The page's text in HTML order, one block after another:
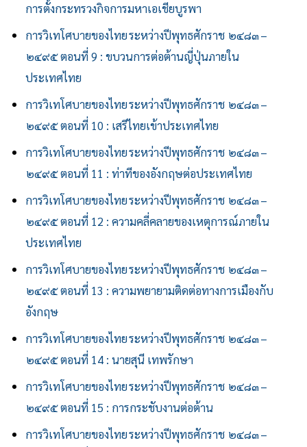
การตั้งกระทรวงกิจการมหาเอเชียบูรพา
การวิเทโศบายของไทย ระหว่างปีพุทธศักราช ๒๔๘๓ –
๒๔๙๕ ตอนที่ 9 : ขบวนการต่อต้านญี่ปุ่นภายใน
ประเทศไทย
การวิเทโศบายของไทย ระหว่างปีพุทธศักราช ๒๔๘๓ –
๒๔๙๕ ตอนที่ 10 : เสรีไทยเข้าประเทศไทย
การวิเทโศบายของไทย ระหว่างปีพุทธศักราช ๒๔๘๓ –
๒๔๙๕ ตอนที่ 11 : ท่าทีของอังกฤษต่อประเทศไทย
การวิเทโศบายของไทย ระหว่างปีพุทธศักราช ๒๔๘๓ –
๒๔๙๕ ตอนที่ 12 : ความคลี่คลายของเหตุการณ์ภายใน
ประเทศไทย
การวิเทโศบายของไทย ระหว่างปีพุทธศักราช ๒๔๘๓ –
๒๔๙๕ ตอนที่ 13 : ความพยายามติดต่อทางการเมืองกับ
อังกฤษ
การวิเทโศบายของไทย ระหว่างปีพุทธศักราช ๒๔๘๓ –
๒๔๙๕ ตอนที่ 14 : นายสุนี เทพรักษา
การวิเทโศบายของไทย ระหว่างปีพุทธศักราช ๒๔๘๓ –
๒๔๙๕ ตอนที่ 15 : การกระชับงานต่อต้าน
การวิเทโศบายของไทย ระหว่างปีพุทธศักราช ๒๔๘๓ –